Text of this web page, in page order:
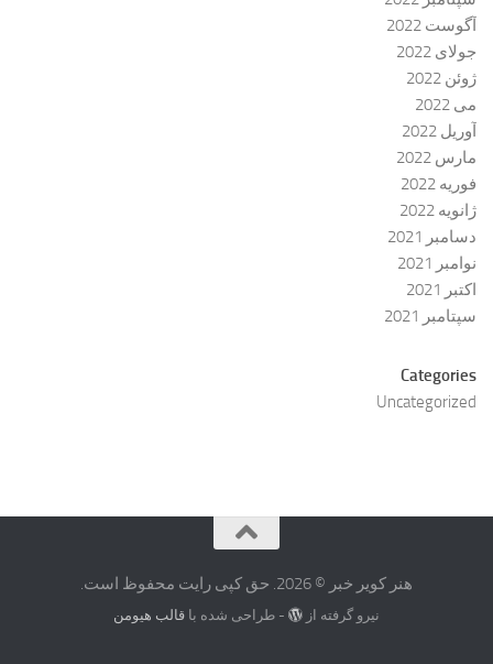
آگوست 2022
جولای 2022
ژوئن 2022
می 2022
آوریل 2022
مارس 2022
فوریه 2022
ژانویه 2022
دسامبر 2021
نوامبر 2021
اکتبر 2021
سپتامبر 2021
Categories
Uncategorized
هنر کویر خبر © 2026. حق کپی رایت محفوظ است.
نیرو گرفته از - طراحی شده باقالب هیومن